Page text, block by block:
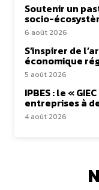
Soutenir un
socio-
6 août 2026
S’inspirer de
économique
5 août 2026
IPBES : le «
entreprises à
4 août 2026